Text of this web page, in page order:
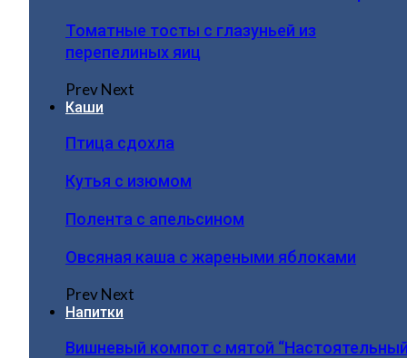
Томатные тосты с глазуньей из
перепелиных яиц
PrevNext
Каши
Птица сдохла
Кутья с изюмом
Полента с апельсином
Овсяная каша с жареными яблоками
PrevNext
Напитки
Вишневый компот с мятой